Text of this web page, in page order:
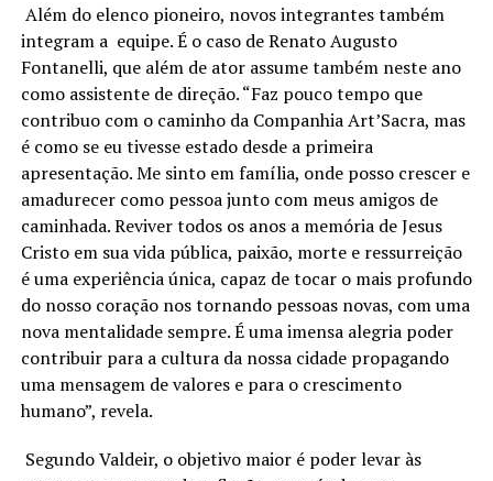
Além do elenco pioneiro, novos integrantes também
integram a equipe. É o caso de Renato Augusto
Fontanelli, que além de ator assume também neste ano
como assistente de direção. “Faz pouco tempo que
contribuo com o caminho da Companhia Art’Sacra, mas
é como se eu tivesse estado desde a primeira
apresentação. Me sinto em família, onde posso crescer e
amadurecer como pessoa junto com meus amigos de
caminhada. Reviver todos os anos a memória de Jesus
Cristo em sua vida pública, paixão, morte e ressurreição
é uma experiência única, capaz de tocar o mais profundo
do nosso coração nos tornando pessoas novas, com uma
nova mentalidade sempre. É uma imensa alegria poder
contribuir para a cultura da nossa cidade propagando
uma mensagem de valores e para o crescimento
humano”, revela.
Segundo Valdeir, o objetivo maior é poder levar às